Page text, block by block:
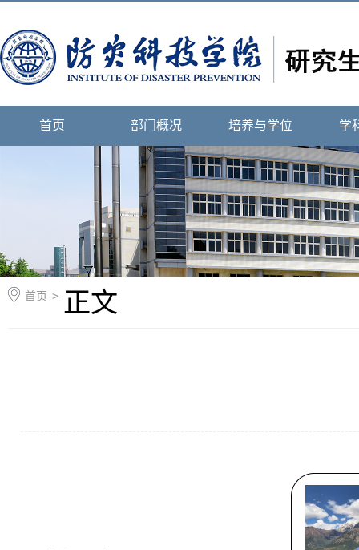
首页 部门概况 培养与学位 学
首页 > 正文